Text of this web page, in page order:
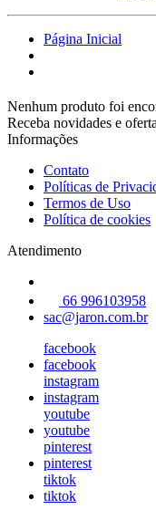
Página Inicial
Nenhum produto foi
Receba novidades e
Informações
Contato
Políticas de
Termos de Uso
Política de cookies
Atendimento
66 996103958
sac@jaron.com.br
facebook
facebook
instagram
instagram
youtube
youtube
pinterest
pinterest
tiktok
tiktok